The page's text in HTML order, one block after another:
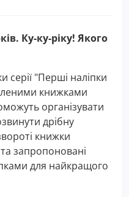
Ку-ку-ріку! Якого
серії "Перші наліпки
книжками
організувати
дрібну
книжки
запропоновані
для найкращого